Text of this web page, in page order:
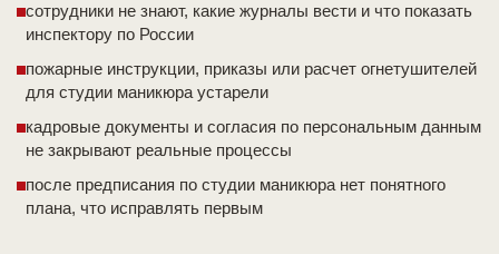
сотрудники не знают, какие журналы вести и что показать
инспектору по России
пожарные инструкции, приказы или расчет огнетушителей
для студии маникюра устарели
кадровые документы и согласия по персональным данным
не закрывают реальные процессы
после предписания по студии маникюра нет понятного
плана, что исправлять первым